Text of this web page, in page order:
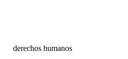
derechos humanos